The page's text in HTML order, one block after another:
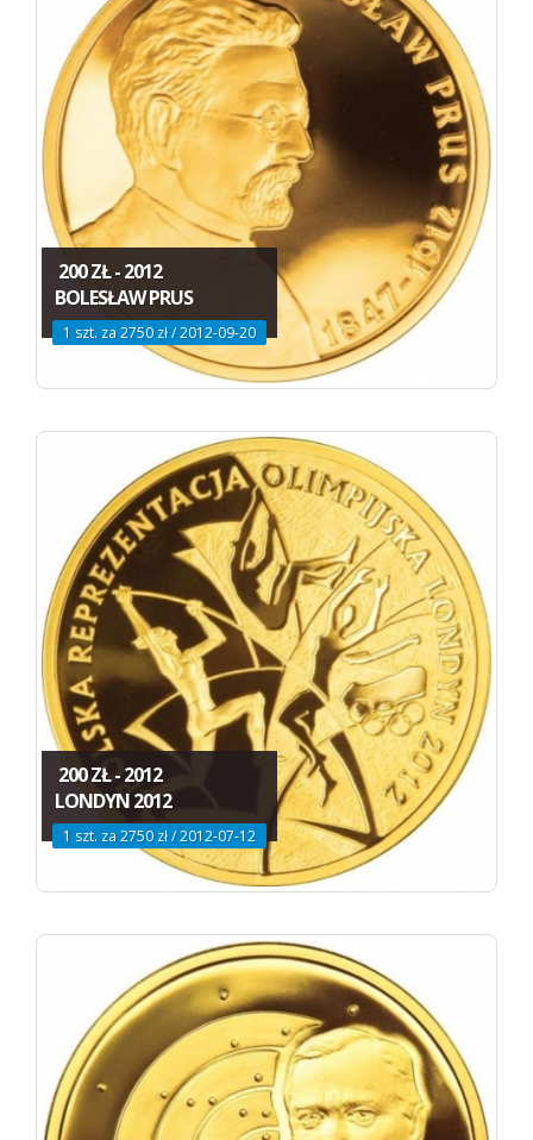
200 ZŁ - 2012
BOLESŁAW PRUS
1 szt. za 2750 zł / 2012-09-20
200 ZŁ - 2012
LONDYN 2012
1 szt. za 2750 zł / 2012-07-12